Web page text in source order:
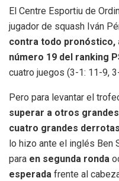
El Centre Esportiu de
jugador de squash Iván
contra todo pronóstico,
número 19 del ranking
cuatro juegos (3-1: 11-9,
Pero para levantar el
superar a otros
cuatro grandes
lo hizo ante el inglés Ben
para en segunda ronda
esperada frente al